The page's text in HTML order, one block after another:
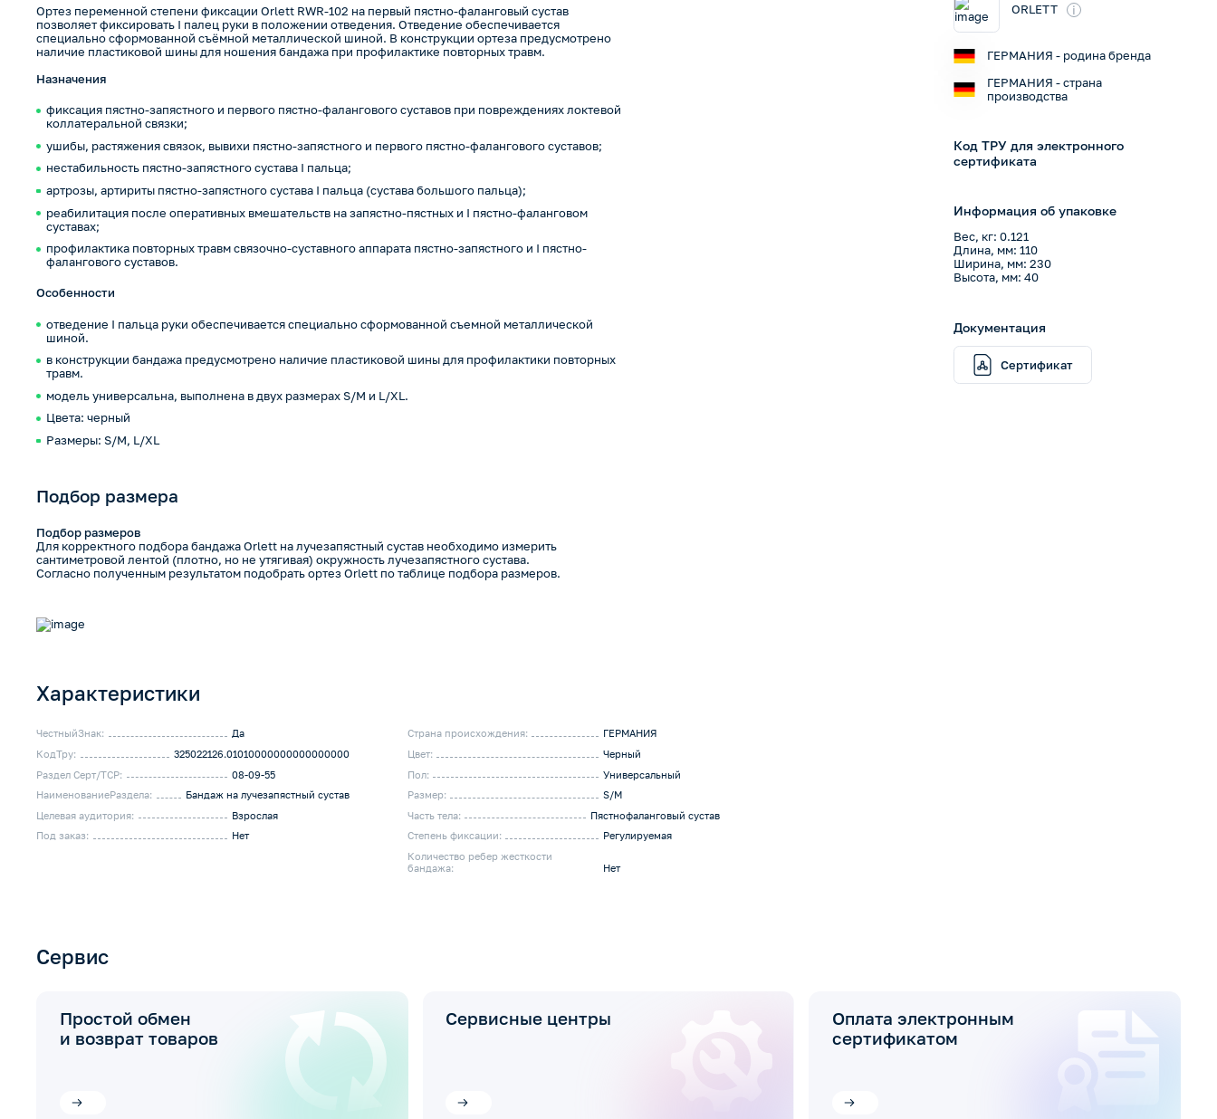
Ортез переменной степени фиксации Orlett RWR-102 на первый пястно-фаланговый сустав
позволяет фиксировать I палец руки в положении отведения. Отведение обеспечивается
специально сформованной съёмной металлической шиной. В конструкции ортеза предусмотрено
наличие пластиковой шины для ношения бандажа при профилактике повторных травм.
Назначения
фиксация пястно-запястного и первого пястно-фалангового суставов при повреждениях локтевой
коллатеральной связки;
ушибы, растяжения связок, вывихи пястно-запястного и первого пястно-фалангового суставов;
нестабильность пястно-запястного сустава I пальца;
артрозы, артириты пястно-запястного сустава I пальца (сустава большого пальца);
реабилитация после оперативных вмешательств на запястно-пястных и I пястно-фаланговом
суставах;
профилактика повторных травм связочно-суставного аппарата пястно-запястного и I пястно-
фалангового суставов.
Особенности
отведение I пальца руки обеспечивается специально сформованной съемной металлической
шиной.
в конструкции бандажа предусмотрено наличие пластиковой шины для профилактики повторных
травм.
модель универсальна, выполнена в двух размерах S/M и L/XL.
Цвета: черный
Размеры: S/M, L/XL
Подбор размера
Подбор размеров
Для корректного подбора бандажа Orlett на лучезапястный сустав необходимо измерить
сантиметровой лентой (плотно, но не утягивая) окружность лучезапястного сустава.
Согласно полученным результатом подобрать ортез Orlett по таблице подбора размеров.
Характеристики
ЧестныйЗнак:
Да
КодТру:
325022126.01010000000000000000
Раздел Серт/ТСР:
08-09-55
НаименованиеРаздела:
Бандаж на лучезапястный сустав
Целевая аудитория:
Взрослая
Под заказ:
Нет
Страна происхождения:
ГЕРМАНИЯ
Цвет:
Черный
Пол:
Универсальный
Размер:
S/M
Часть тела:
Пястнофаланговый сустав
Степень фиксации:
Регулируемая
Количество ребер жесткости
бандажа:
Нет
ORLETT i
ГЕРМАНИЯ - родина бренда
ГЕРМАНИЯ - страна
производства
Код ТРУ для электронного
сертификата
Информация об упаковке
Вес, кг: 0.121
Длина, мм: 110
Ширина, мм: 230
Высота, мм: 40
Документация
Сертификат
Сервис
Простой обмен
и возврат товаров
Сервисные центры
Оплата электронным
сертификатом